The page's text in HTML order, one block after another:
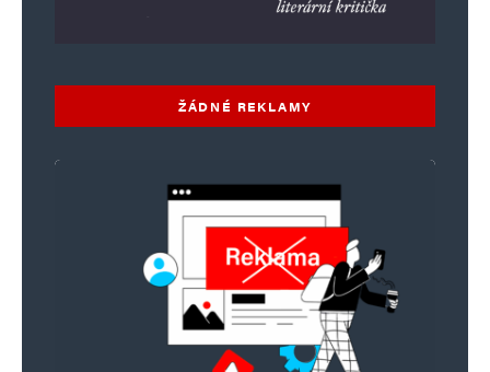
ŽÁDNÉ REKLAMY